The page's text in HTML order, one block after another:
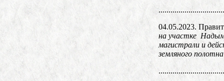
04.05.2023.
на участке
магистрали и
земляного полотна